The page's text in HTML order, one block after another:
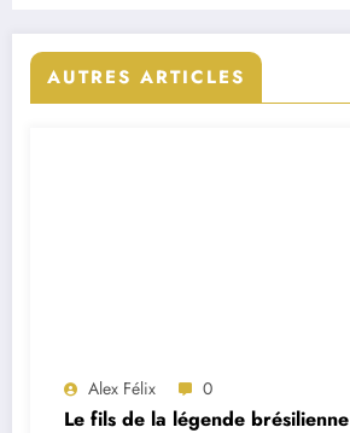
AUTRES ARTICLES
Alex Félix 0
Le fils de la légende brésilienne